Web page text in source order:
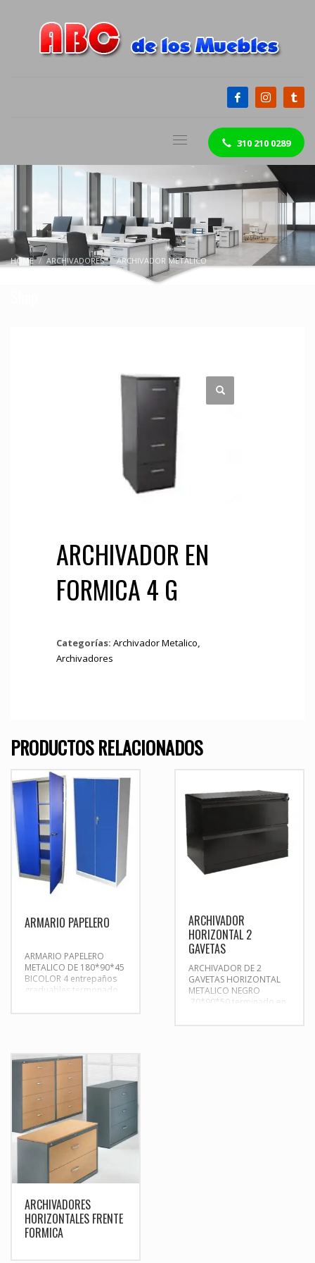
310 210 0289
HOME ARCHIVADORES
ARCHIVADOR METALICO
ARCHIVADOR EN FORMICA 4 G
ARCHIVADOR EN
FORMICA 4 G
Categorías: Archivador Metalico
Archivadores
PRODUCTOS RELACIONADOS
ARMARIO PAPELERO
ARMARIO PAPELERO
METALICO DE 180*90*45
BICOLOR 4 entrepaños
graduables termonado
ARCHIVADOR
HORIZONTAL 2
GAVETAS
ARCHIVADOR DE 2
GAVETAS HORIZONTAL
METALICO NEGRO
.70*90*50 terminado en
ARCHIVADORES
HORIZONTALES FRENTE
FORMICA